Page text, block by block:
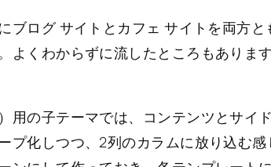
ブログ サイトとカフェ サイトを両方
よくわからずに流したところもありま
用の子テーマでは、コンテンツとサイ
プ化しつつ、2列のカラムに放り込む